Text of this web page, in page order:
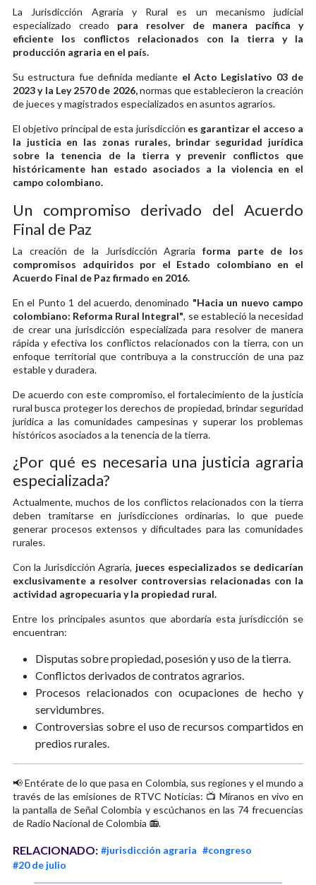
La Jurisdicción Agraria y Rural es un mecanismo judicial
especializado creado para resolver de manera pacífica y
eficiente los conflictos relacionados con la tierra y la
producción agraria en el país.
Su estructura fue definida mediante el Acto Legislativo 03 de
2023 y la Ley 2570 de 2026,normas que establecieron la creación
de jueces y magistrados especializados en asuntos agrarios.
El objetivo principal de esta jurisdicción es garantizar el acceso a
la justicia en las zonas rurales, brindar seguridad jurídica
sobre la tenencia de la tierra y prevenir conflictos que
históricamente han estado asociados a la violencia en el
campo colombiano.
Un compromiso derivado del Acuerdo
Final de Paz
La creación de la Jurisdicción Agraria forma parte de los
compromisos adquiridos por el Estado colombiano en el
Acuerdo Final de Paz firmado en 2016.
En el Punto 1 del acuerdo, denominado "Hacia un nuevo campo
colombiano: Reforma Rural Integral", se estableció la necesidad
de crear una jurisdicción especializada para resolver de manera
rápida y efectiva los conflictos relacionados con la tierra, con un
enfoque territorial que contribuya a la construcción de una paz
estable y duradera.
De acuerdo con este compromiso, el fortalecimiento de la justicia
rural busca proteger los derechos de propiedad, brindar seguridad
jurídica a las comunidades campesinas y superar los problemas
históricos asociados a la tenencia de la tierra.
¿Por qué es necesaria una justicia agraria
especializada?
Actualmente, muchos de los conflictos relacionados con la tierra
deben tramitarse en jurisdicciones ordinarias, lo que puede
generar procesos extensos y dificultades para las comunidades
rurales.
Con la Jurisdicción Agraria, jueces especializados se dedicarían
exclusivamente a resolver controversias relacionadas con la
actividad agropecuaria y la propiedad rural.
Entre los principales asuntos que abordaría esta jurisdicción se
encuentran:
Disputas sobre propiedad, posesión y uso de la tierra.
Conflictos derivados de contratos agrarios.
Procesos relacionados con ocupaciones de hecho y
servidumbres.
Controversias sobre el uso de recursos compartidos en
predios rurales.
📢 Entérate de lo que pasa en Colombia, sus regiones y el mundo a
través de las emisiones de RTVC Noticias: 📺 Míranos en vivo en
la pantalla de Señal Colombia y escúchanos en las 74 frecuencias
de Radio Nacional de Colombia 📻.
RELACIONADO: #jurisdicción agraria #congreso
#20 de julio